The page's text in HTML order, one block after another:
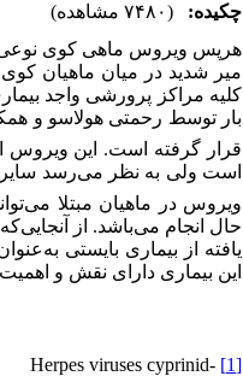
چکیده:
(۷۴۸۰ مشاهده)
هرپس ویروس ماهی کوی نوعی
میر شدید در میان ماهیان
کلیه مراکز پرورشی واجد
قرار گرفته است. این ویروس
است ولی به نظر می‌رسد سایر
ویروس در ماهیان مبتلا
حال انجام می‌باشد. از
یافته از بیماری بایستی
این بیماری دارای نقش و
[1]
-Herpes viruses cyprinid